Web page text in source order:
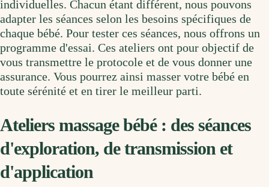
individuelles. Chacun étant différent, nous pouvons
adapter les séances selon les besoins spécifiques de
chaque bébé. Pour tester ces séances, nous offrons un
programme d'essai. Ces ateliers ont pour objectif de
vous transmettre le protocole et de vous donner une
assurance. Vous pourrez ainsi masser votre bébé en
toute sérénité et en tirer le meilleur parti.
Ateliers massage bébé : des séances
d'exploration, de transmission et
d'application